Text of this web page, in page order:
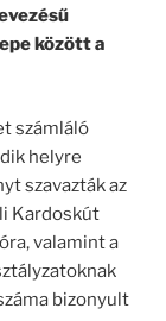
között a
számláló
helyre
szavazták az
Kardoskút
valamint a
bizonyult